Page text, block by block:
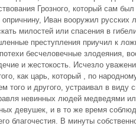
Грозного, который сам был
Иван вооружил русских
милостей или спасения в
преступления приучил к
бесчеловечные злодеяния,
и жестокость. Исчезло
как царь, который , по
того и другого, устраивал в виду
невинных людей медведями
девушек, и в то же время
благочестия. В минуты